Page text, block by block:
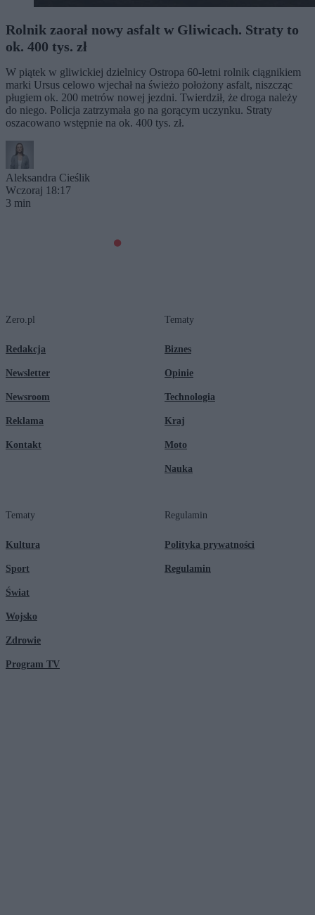
Rolnik zaorał nowy asfalt w Gliwicach. Straty to
ok. 400 tys. zł
W piątek w gliwickiej dzielnicy Ostropa 60-letni rolnik ciągnikiem
marki Ursus celowo wjechał na świeżo położony asfalt, niszcząc
pługiem ok. 200 metrów nowej jezdni. Twierdził, że droga należy
do niego. Policja zatrzymała go na gorącym uczynku. Straty
oszacowano wstępnie na ok. 400 tys. zł.
Aleksandra Cieślik
Wczoraj 18:17
3 min
Zero.pl
Redakcja
Newsletter
Newsroom
Reklama
Kontakt
Tematy
Biznes
Opinie
Technologia
Kraj
Moto
Nauka
Tematy
Kultura
Sport
Świat
Wojsko
Zdrowie
Program TV
Regulamin
Polityka prywatności
Regulamin